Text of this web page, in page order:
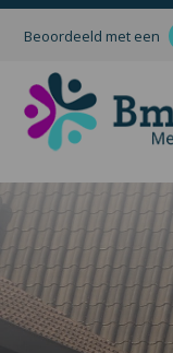
Beoordeeld met een